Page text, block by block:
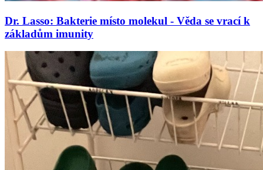
Dr. Lasso: Bakterie místo molekul - Věda se vrací k
základům imunity